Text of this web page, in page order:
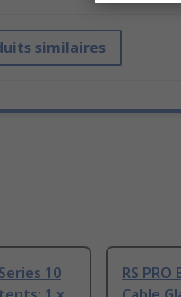
similaires
10
RS PRO